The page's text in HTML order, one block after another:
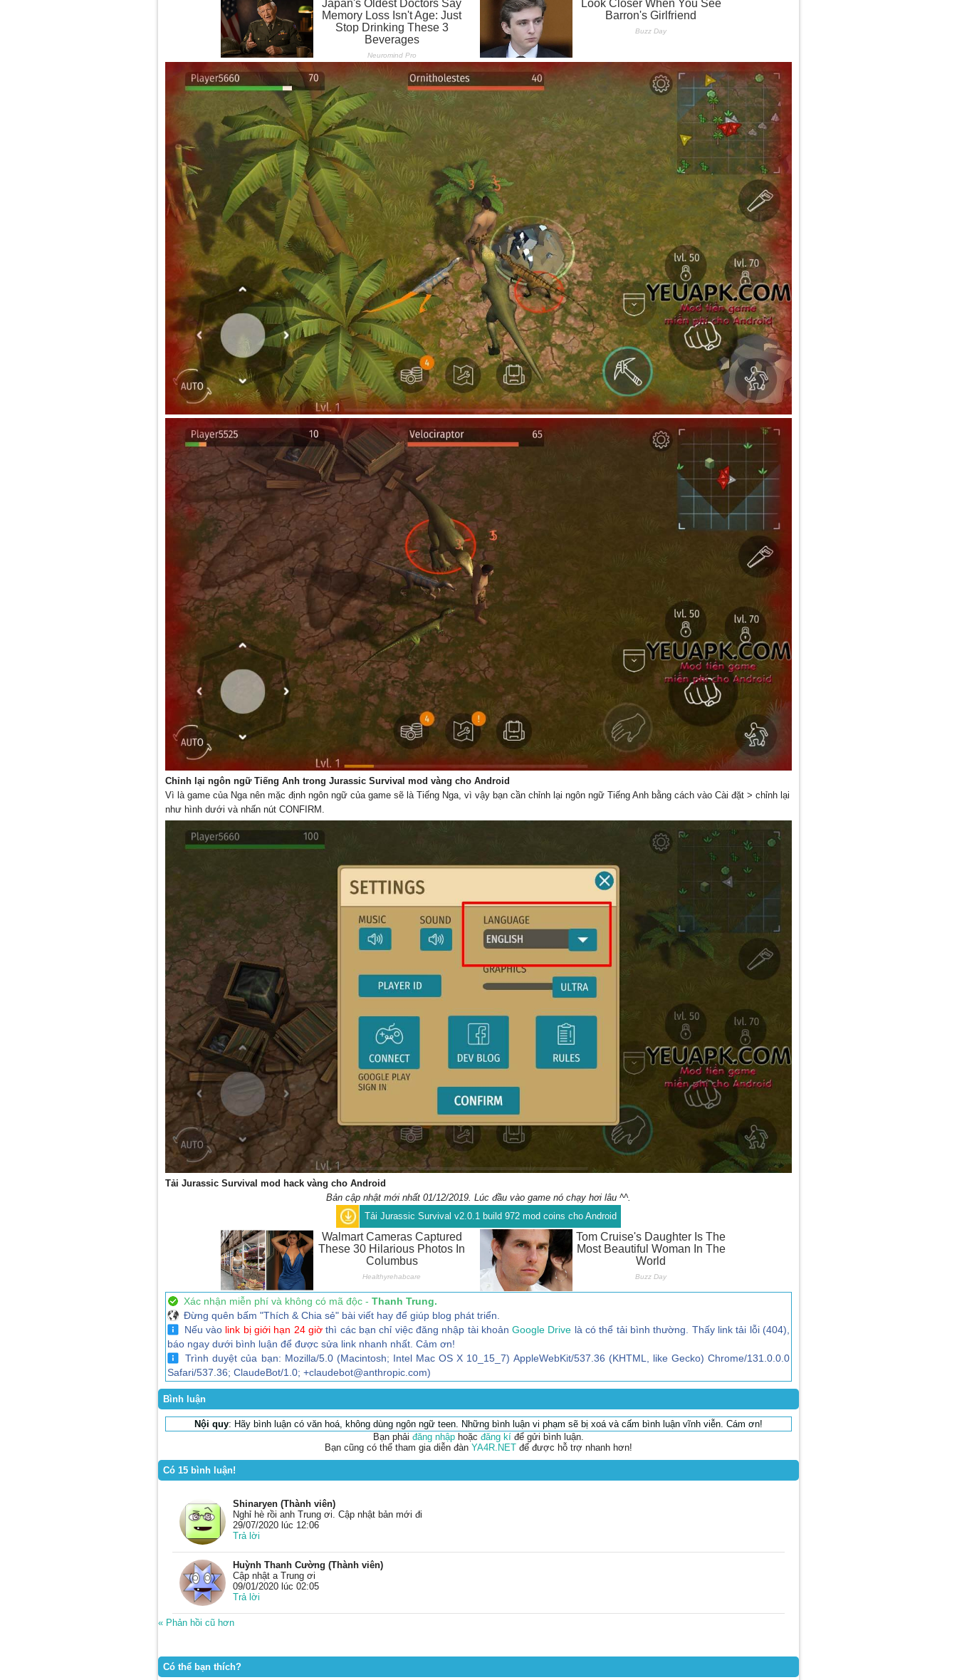
Chỉnh lại ngôn ngữ Tiếng Anh trong Jurassic Survival mod vàng cho Android
Vì là game của Nga nên mặc định ngôn ngữ của game sẽ là Tiếng Nga, vì vậy bạn cần chỉnh lại ngôn ngữ Tiếng Anh bằng cách vào Cài đặt > chỉnh lại
như hình dưới và nhấn nút CONFIRM.
Tải Jurassic Survival mod hack vàng cho Android
Bản cập nhật mới nhất 01/12/2019. Lúc đầu vào game nó chạy hơi lâu ^^.
Tải Jurassic Survival v2.0.1 build 972 mod coins cho Android
Xác nhận miễn phí và không có mã độc - Thanh Trung.
Đừng quên bấm "Thích & Chia sẻ" bài viết hay để giúp blog phát triển.
Nếu vào link bị giới hạn 24 giờthì các bạn chỉ việc đăng nhập tài khoảnGoogle Drive là có thể tải bình thường. Thấy link tải lỗi (404),
báo ngay dưới bình luận để được sửa link nhanh nhất. Cảm ơn!
Trình duyệt của bạn: Mozilla/5.0 (Macintosh; Intel Mac OS X 10_15_7) AppleWebKit/537.36 (KHTML, like Gecko) Chrome/131.0.0.0
Safari/537.36; ClaudeBot/1.0; +claudebot@anthropic.com)
Bình luận
Nội quy: Hãy bình luận có văn hoá, không dùng ngôn ngữ teen. Những bình luận vi phạm sẽ bị xoá và cấm bình luận vĩnh viễn. Cám ơn!
Bạn phải đăng nhập hoặc đăng kí để gửi bình luận.
Bạn cũng có thể tham gia diễn đàn YA4R.NET để được hỗ trợ nhanh hơn!
Có 15 bình luận!
Shinaryen (Thành viên)
Nghỉ hè rồi anh Trung ơi. Cập nhật bản mới đi
29/07/2020 lúc 12:06
Trả lời
Huỳnh Thanh Cường (Thành viên)
Cập nhật a Trung ơi
09/01/2020 lúc 02:05
Trả lời
« Phản hồi cũ hơn
Có thể bạn thích?